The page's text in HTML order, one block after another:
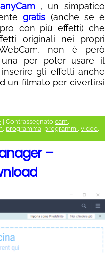
, un simpatico
gratis (anche se è
con più effetti) che
originali nei propri
non è però
una per poter usare il
gli effetti anche
un filmato per divertirsi
Contrassegnato cam
programma programmi video
–